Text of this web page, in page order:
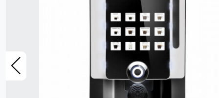
- ყავის და სნექის აპარატები